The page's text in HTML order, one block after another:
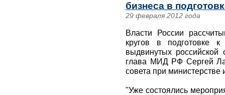
бизнеса в
29 февраля 2012 года
Власти России
кругов в подготовке
выдвинутых российской
глава МИД РФ Сергей
совета при министерстве
"Уже состоялись